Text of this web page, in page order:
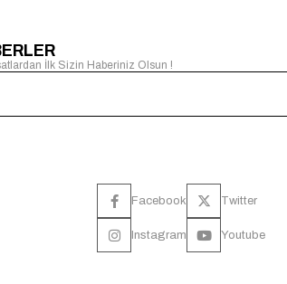
İlk Sizin Haberiniz Olsun !
Facebook Twitter
Instagram Youtube